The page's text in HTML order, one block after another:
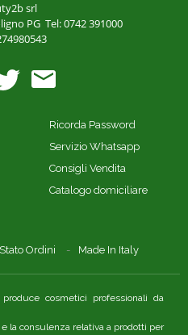
srl
PG Tel: 0742 391000
Ricorda Password
Servizio Whatsapp
Consigli Vendita
Catalogo domiciliare
Stato Ordini Made In Italy
cosmetici professionali da
la consulenza relativa a prodotti per